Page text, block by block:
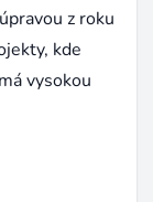
z roku
kde
vysokou